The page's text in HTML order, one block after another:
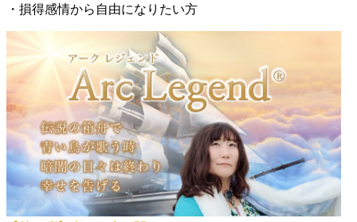
・損得感情から自由になりたい方